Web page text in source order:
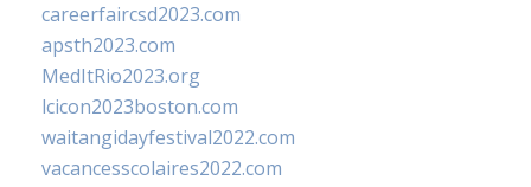
careerfaircsd2023.com
apsth2023.com
MedItRio2023.org
lcicon2023boston.com
waitangidayfestival2022.com
vacancesscolaires2022.com